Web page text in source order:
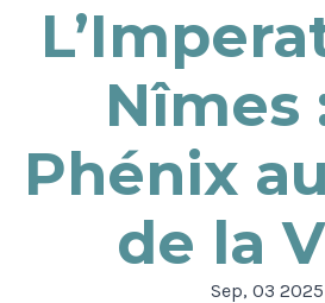
Nîmes
Phénix
de la
Sep, 03 2025